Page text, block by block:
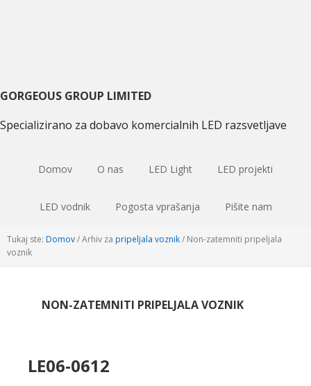
GORGEOUS GROUP LIMITED
Specializirano za dobavo komercialnih LED razsvetljave
Domov O nas LED Light LED projekti
LED vodnik Pogosta vprašanja Pišite nam
Tukaj ste: Domov/Arhiv za pripeljala voznik/ Non-zatemniti pripeljala
voznik
NON-ZATEMNITI PRIPELJALA VOZNIK
LE06-0612